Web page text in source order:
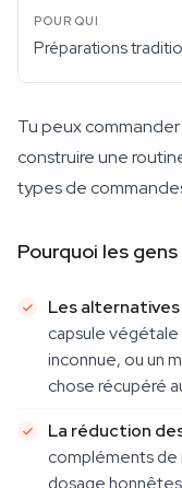
Préparations
Tu peux
construire une
types de
Pourquoi les
Les
capsule
inconnue, ou un
chose récupéré
La réduction
compléments de
dosage